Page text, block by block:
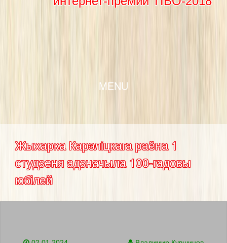
MENU
Жыхарка Карэліцкага раёна 1
студзеня адзначыла 100-гадовы
юбілей